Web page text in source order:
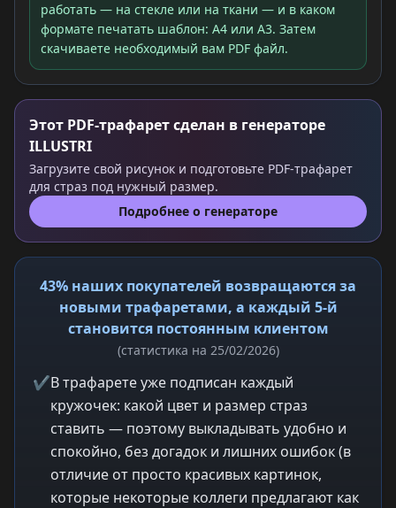
работать — на стекле или на ткани — и в каком
формате печатать шаблон: A4 или A3. Затем
скачиваете необходимый вам PDF файл.
Этот PDF-трафарет сделан в генераторе
ILLUSTRI
Загрузите свой рисунок и подготовьте PDF-трафарет
для страз под нужный размер.
Подробнее о генераторе
43% наших покупателей возвращаются за
новыми трафаретами, а каждый 5-й
становится постоянным клиентом
(статистика на 25/02/2026)
✔В трафарете уже подписан каждый
кружочек: какой цвет и размер страз
ставить — поэтому выкладывать удобно и
спокойно, без догадок и лишних ошибок (в
отличие от просто красивых картинок,
которые некоторые коллеги предлагают как